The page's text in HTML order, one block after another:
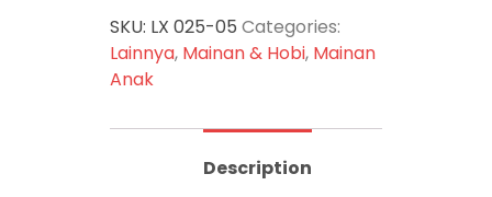
SKU: LX 025-05 Categories:
Lainnya, Mainan & Hobi, Mainan
Anak
Description